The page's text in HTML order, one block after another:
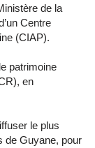
de la
Centre
(CIAP).
patrimoine
en
le plus
de Guyane, pour